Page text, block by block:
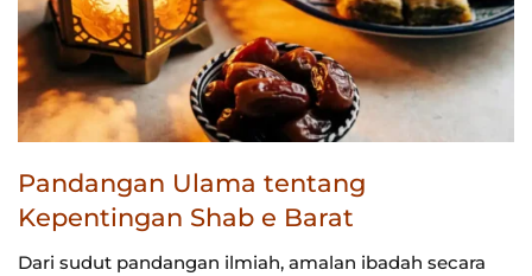
Pandangan Ulama tentang
Kepentingan Shab e Barat
Dari sudut pandangan ilmiah, amalan ibadah secara